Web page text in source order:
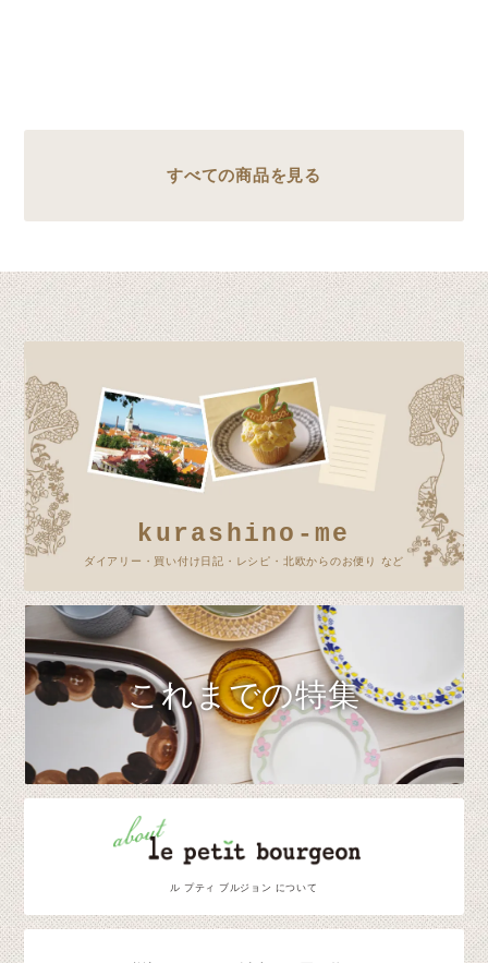
すべての商品を見る
kurashino-me
ダイアリー・買い付け日記・レシピ・北欧からのお便り など
これまでの特集
ル プティ ブルジョン について